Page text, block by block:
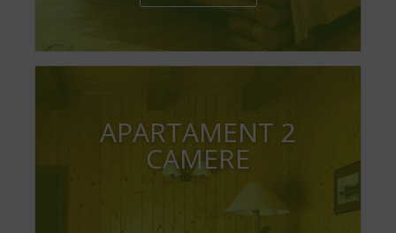
APARTAMENT 2
CAMERE